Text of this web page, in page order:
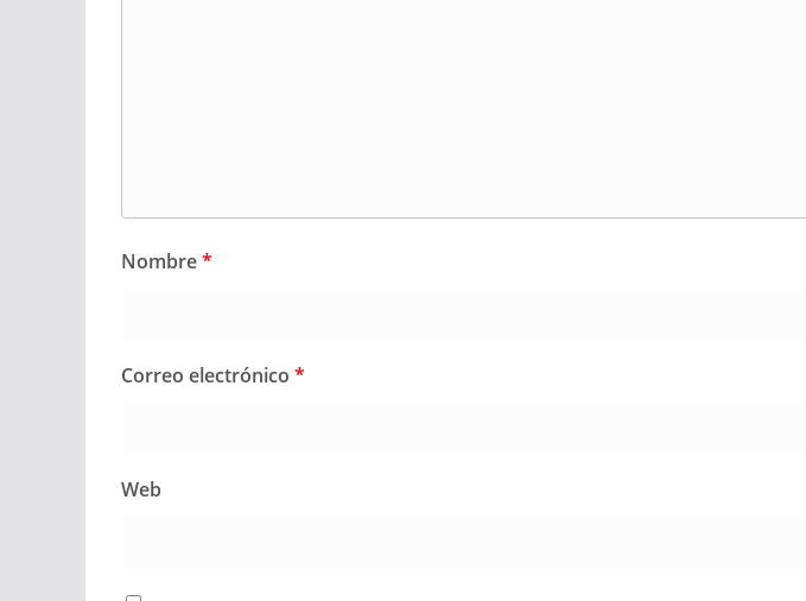
Nombre*
Correo electrónico *
Web